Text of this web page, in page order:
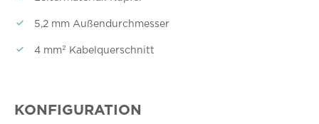
5,2 mm Außendurchmesser
4 mm² Kabelquerschnitt
KONFIGURATION